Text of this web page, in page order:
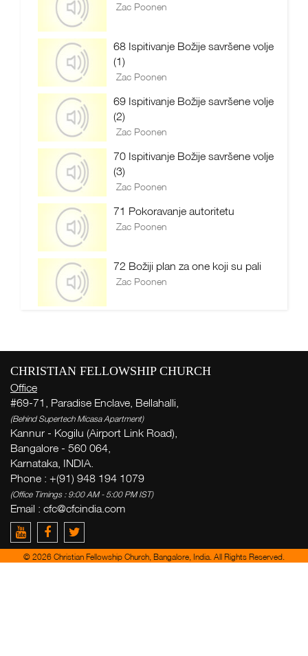
Zac Poonen
68 Ispitivanje Božije savršene volje
(1)
Zac Poonen
69 Ispitivanje Božije savršene volje
(2)
Zac Poonen
70 Ispitivanje Božije savršene volje
(3)
Zac Poonen
71 Pokoravanje autoritetu
Zac Poonen
72 Božiji plan za one koji su pali
Zac Poonen
CHRISTIAN FELLOWSHIP CHURCH
Office
#69-71, Paradise Enclave, Bellahalli,
(Behind Supertech Micasa Apartment)
Kannur - Kogilu (Airport Link Road),
Bangalore - 560 064,
Karnataka, INDIA.
Phone : +(91) 948 194 1079
(Office Timings : 9:00 AM - 5:00 PM IST)
Email : cfc@cfcindia.com
© 2026 Christian Fellowship Church, Bangalore, India. All Rights Reserved.